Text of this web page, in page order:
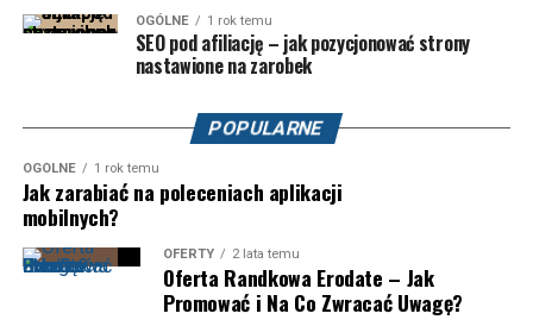
OGÓLNE 1 rok temu
SEO pod afiliację – jak pozycjonować strony
nastawione na zarobek
POPULARNE
OGÓLNE 1 rok temu
Jak zarabiać na poleceniach aplikacji
mobilnych?
OFERTY 2 lata temu
Oferta Randkowa Erodate – Jak
Promować i Na Co Zwracać Uwagę?